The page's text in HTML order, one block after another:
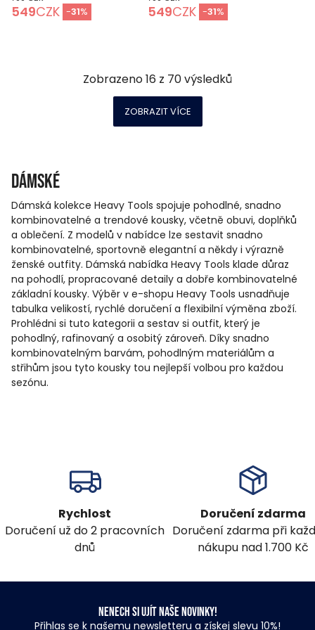
549CZK -31% 549CZK -31%
Zobrazeno16 z 70výsledků
ZOBRAZIT VÍCE
Dámské
Dámská kolekce Heavy Tools spojuje pohodlné, snadno
kombinovatelné a trendové kousky, včetně obuvi, doplňků
a oblečení. Z modelů v nabídce lze sestavit snadno
kombinovatelné, sportovně elegantní a někdy i výrazně
ženské outfity. Dámská nabídka Heavy Tools klade důraz
na pohodlí, propracované detaily a dobře kombinovatelné
základní kousky. Výběr v e-shopu Heavy Tools usnadňuje
tabulka velikostí, rychlé doručení a flexibilní výměna zboží.
Prohlédni si tuto kategorii a sestav si outfit, který je
pohodlný, rafinovaný a osobitý zároveň. Díky snadno
kombinovatelným barvám, pohodlným materiálům a
střihům jsou tyto kousky tou nejlepší volbou pro každou
sezónu.
Rychlost
Doručení už do 2 pracovních
dnů
Doručení zdarma
Doručení zdarma při
nákupu nad 1.700 Kč
Nenech si ujít naše novinky!
Přihlas se k našemu newsletteru a získej slevu 10%!